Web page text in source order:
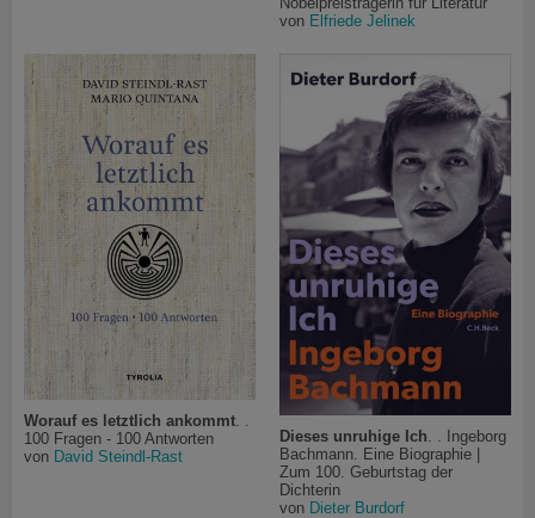
von Elfriede Jelinek
Worauf es letztlich ankommt
100 Fragen - 100 Antworten
von David Steindl-Rast
Dieses unruhige Ich . . Ingeborg
Bachmann. Eine Biographie |
Zum 100. Geburtstag der
Dichterin
von Dieter Burdorf